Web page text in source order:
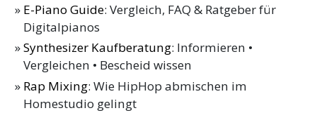
E-Piano Guide: Vergleich, FAQ & Ratgeber für
Digitalpianos
Synthesizer Kaufberatung: Informieren •
Vergleichen • Bescheid wissen
Rap Mixing: Wie HipHop abmischen im
Homestudio gelingt